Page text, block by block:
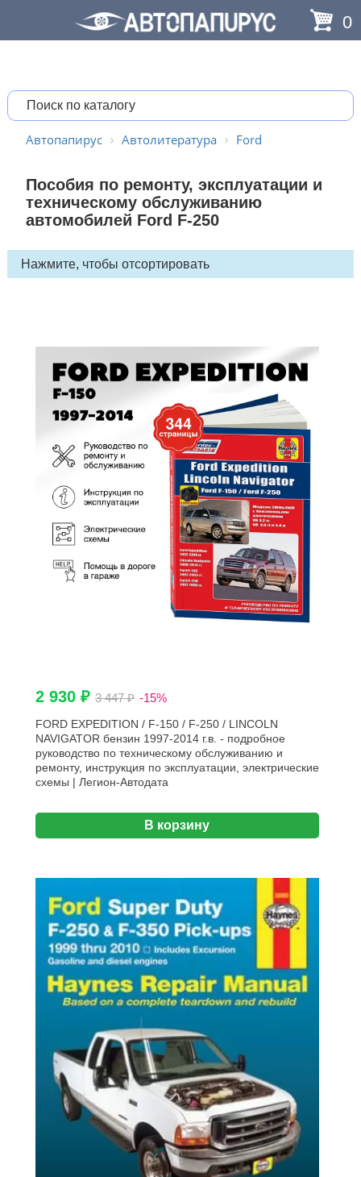
0
Автопапирус Автолитература Ford
Пособия по ремонту, эксплуатации и
техническому обслуживанию
автомобилей Ford F-250
2 930 ₽ 3 447 ₽ -15%
FORD EXPEDITION / F-150 / F-250 / LINCOLN
NAVIGATOR бензин 1997-2014 г.в. - подробное
руководство по техническому обслуживанию и
ремонту, инструкция по эксплуатации, электрические
схемы | Легион-Aвтодата
В корзину